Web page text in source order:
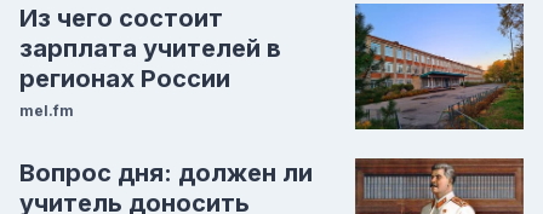
Из чего состоит
зарплата учителей в
регионах России
mel.fm
Вопрос дня: должен ли
учитель доносить